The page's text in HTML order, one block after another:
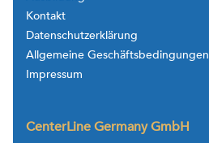
Kontakt
Datenschutzerklärung
Allgemeine Geschäftsbedingungen
Impressum
CenterLine Germany GmbH